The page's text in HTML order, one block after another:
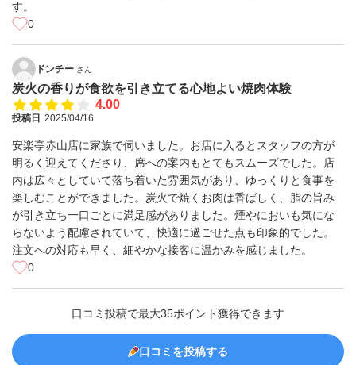
す。
0
ドンチー さん
炭火の香りが食欲を引き立てる心地よい焼肉体験
4.00
投稿日 2025/04/16
安楽亭赤山店に家族で伺いました。お店に入るとスタッフの方が
明るく迎えてくださり、席への案内もとてもスムーズでした。店
内は広々としていて落ち着いた雰囲気があり、ゆっくりと食事を
楽しむことができました。炭火で焼くお肉は香ばしく、脂の旨み
が引き立ち一口ごとに満足感がありました。煙やにおいも気にな
らないよう配慮されていて、快適に過ごせた点も印象的でした。
注文への対応も早く、細やかな接客に温かみを感じました。
0
口コミ投稿で最大35ポイント獲得できます
口コミを投稿する